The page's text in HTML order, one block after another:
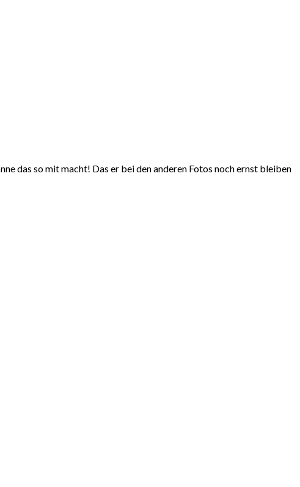
das so mit macht! Das er bei den anderen Fotos noch ernst bleiben